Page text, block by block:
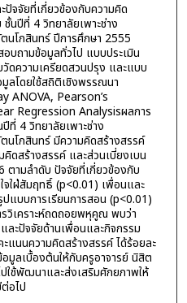
จจัยที่เกี่ยวข้องกับความคิด
นปีที่ 4 วิทยาลัยเพาะช่าง
นโกสินทร์ ปีการศึกษา 2555
บถามข้อมูลทั่วไป แบบประเมิน
ดความเครียดสวนปรุง และแบบ
ลโดยใช้สถิติเชิงพรรณนา
Pearson’s
Regression Analysisผลการ
ที่ 4 วิทยาลัยเพาะช่าง
นโกสินทร์ มีความคิดสร้างสรรค์
ดสร้างสรรค์ และส่วนเบี่ยงเบน
ตามลำดับ ปัจจัยที่เกี่ยวข้องกับ
ใฝ่สัมฤทธิ์ (p<0.01) เพื่อนและ
แบบการเรียนการสอน (p<0.01)
วิเคราะห์ถดถอยพหุคูณ พบว่า
ละปัจจัยด้านเพื่อนและกิจกรรม
แนนความคิดสร้างสรรค์ ได้ร้อยละ
มูลเบื้องต้นให้กับครูอาจารย์ นิสิต
ใช้พัฒนาและส่งเสริมศักยภาพให้
อไป